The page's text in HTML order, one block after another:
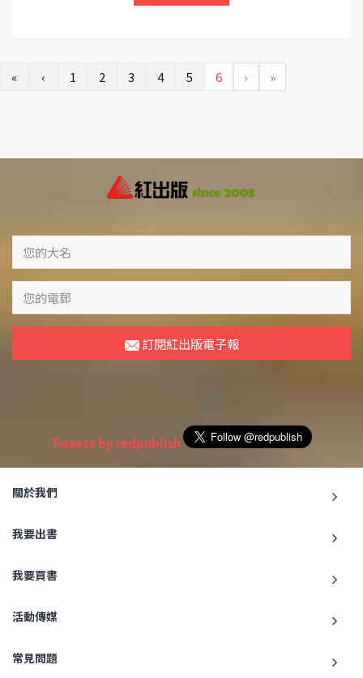
« ‹ 1 2 3 4 5 6 › »
訂閱紅出版電子報
Tweets by redpublish
關於我們
我要出書
我要買書
活動傳媒
常見問題